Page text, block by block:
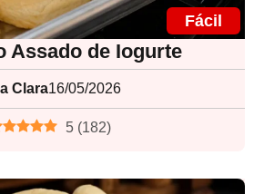
Fácil
Assado de Iogurte
Clara16/05/2026
5 (182)